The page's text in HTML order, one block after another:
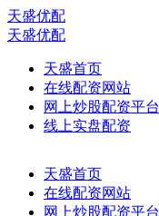
天盛优配
天盛优配
天盛首页
在线配资网站
网上炒股配资平台
线上实盘配资
天盛首页
在线配资网站
网上炒股配资平台